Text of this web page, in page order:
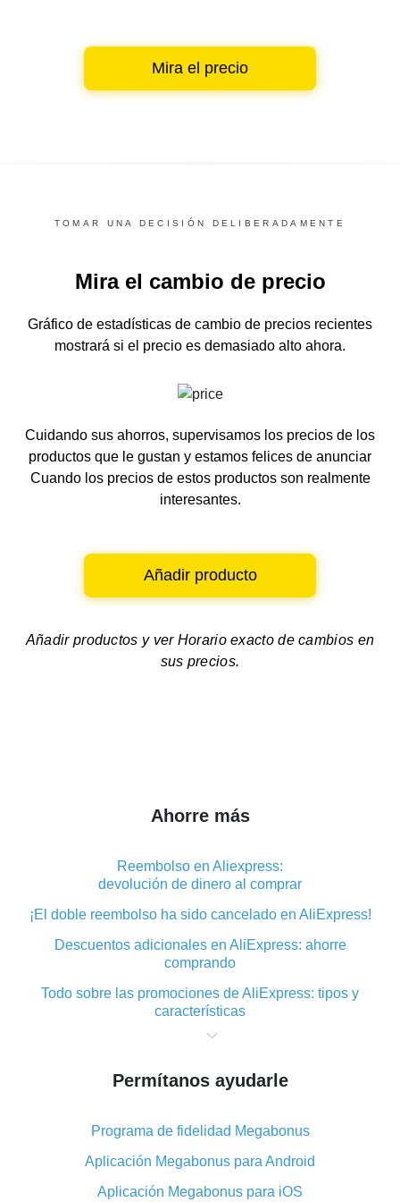
Mira el precio
TOMAR UNA DECISIÓN DELIBERADAMENTE
Mira el cambio de precio
Gráfico de estadísticas de cambio de precios recientes
mostrará si el precio es demasiado alto ahora.
Cuidando sus ahorros, supervisamos los precios de los
productos que le gustan y estamos felices de anunciar
Cuando los precios de estos productos son realmente
interesantes.
Añadir producto
Añadir productos y verHorario exacto de cambios en
sus precios.
Ahorre más
Reembolso en Aliexpress:
devolución de dinero al comprar
¡El doble reembolso ha sido cancelado en AliExpress!
Descuentos adicionales en AliExpress: ahorre
comprando
Todo sobre las promociones de AliExpress: tipos y
características
Qué es el reembolso «cashback» en AliExpress:
Dónde descargar la aplicación de reembolso en
En qué consiste el complemento de reembolso de
AliExpress y cuáles son sus ventajas
Reembolso desde la aplicación móvil de AliExpress:
Permítanos ayudarle
Programa de fidelidad Megabonus
Aplicación Megabonus para Android
Aplicación Megabonus para iOS